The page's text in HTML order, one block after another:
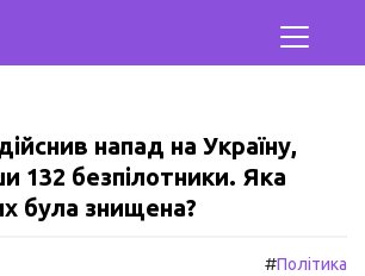
напад на Україну,
132 безпілотники. Яка
була знищена?
#Політика